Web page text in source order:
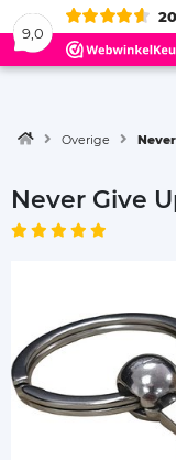
9,0Menu
Overige
Never Give